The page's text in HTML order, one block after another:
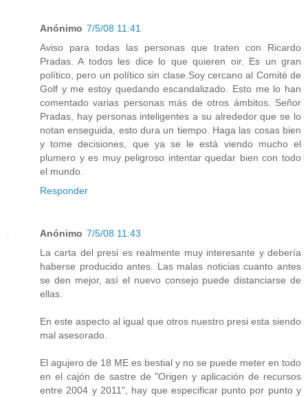
Anónimo 7/5/08 11:41
Aviso para todas las personas que traten con Ricardo
Pradas. A todos les dice lo que quieren oir. Es un gran
político, pero un político sin clase.Soy cercano al Comité de
Golf y me estoy quedando escandalizado. Esto me lo han
comentado varias personas más de otros ámbitos. Señor
Pradas, hay personas inteligentes a su alrededor que se lo
notan enseguida, esto dura un tiempo. Haga las cosas bien
y tome decisiones, que ya se le está viendo mucho el
plumero y es muy peligroso intentar quedar bien con todo
el mundo.
Responder
Anónimo 7/5/08 11:43
La carta del presi es realmente muy interesante y debería
haberse producido antes. Las malas noticias cuanto antes
se den mejor, así el nuevo consejo puede distanciarse de
ellas.
En este aspecto al igual que otros nuestro presi esta siendo
mal asesorado.
El agujero de 18 ME es bestial y no se puede meter en todo
en el cajón de sastre de "Origen y aplicación de recursos
entre 2004 y 2011", hay que especificar punto por punto y